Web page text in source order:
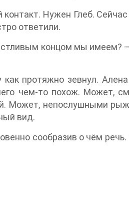
Нужен Глеб.
ответили.
концом мы имеем?
протяжно зевнул.
чем-то похож. Может,
Может, непослушными
вид.
сообразив о чём